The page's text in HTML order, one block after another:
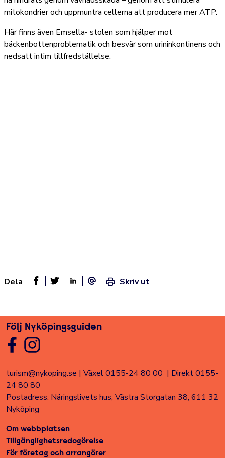
mitokondrier och uppmuntra cellerna att producera mer ATP.
Här finns även Emsella- stolen som hjälper mot
bäckenbottenproblematik och besvär som urininkontinens och
nedsatt intim tillfredställelse.
Dela
Dela sidan på Facebook
E-post
Skriv ut
Följ Nyköpingsguiden
turism@nykoping.se | Växel 0155-24 80 00 | Direkt 0155-
24 80 80
Postadress: Näringslivets hus, Västra Storgatan 38, 611 32
Nyköping
Om webbplatsen
Tillgänglighetsredogörelse
För företag och arrangörer